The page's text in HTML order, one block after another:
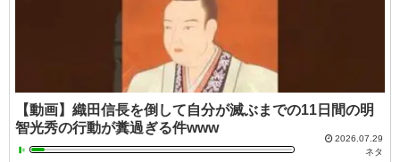
【動画】織田信長を倒して自分が滅ぶまでの11日間の明
智光秀の行動が糞過ぎる件www
2026.07.29
ネタ